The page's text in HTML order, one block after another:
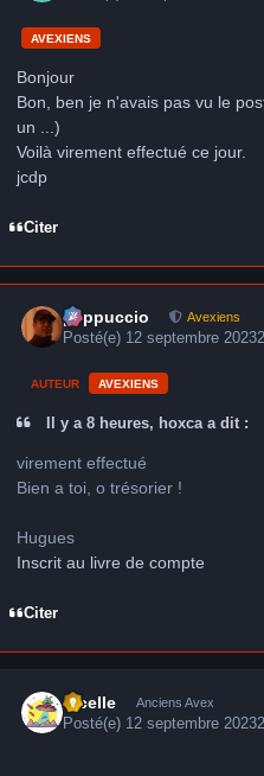
AVEXIENS
Bonjour
Bon, ben je n'avais pas vu le
un ...)
Voilà virement effectué ce jour.
jcdp
Citer
peppuccio Avexiens
Posté(e) 12 septembre 2023
AUTEUR AVEXIENS
Il y a 8 heures, hoxca a dit :
virement effectué
Bien a toi, o trésorier !
Hugues
Inscrit au livre de compte
Citer
Ficelle Anciens Avex
Posté(e) 12 septembre 2023